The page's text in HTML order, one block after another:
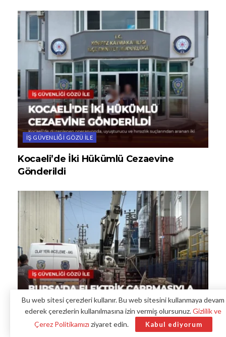
İŞ GÜVENLIĞI GÖZÜ ILE
Kocaeli’de İki Hükümlü Cezaevine
Gönderildi
İŞ GÜVENLIĞI GÖZÜ ILE
Bu web sitesi çerezleri kullanır. Bu web sitesini kullanmaya devam
ederek çerezlerin kullanılmasına izin vermiş olursunuz.Gizlilik ve
Çerez Politikamızı ziyaret edin. Kabul ediyorum